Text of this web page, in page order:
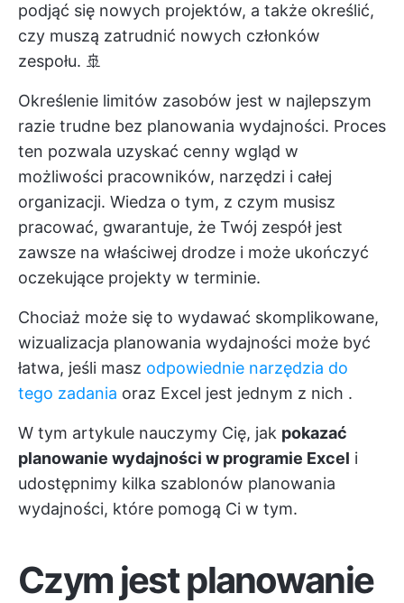
podjąć się nowych projektów, a także określić,
czy muszą zatrudnić nowych członków
zespołu. 🚢
Określenie limitów zasobów jest w najlepszym
razie trudne bez planowania wydajności. Proces
ten pozwala uzyskać cenny wgląd w
możliwości pracowników, narzędzi i całej
organizacji. Wiedza o tym, z czym musisz
pracować, gwarantuje, że Twój zespół jest
zawsze na właściwej drodze i może ukończyć
oczekujące projekty w terminie.
Chociaż może się to wydawać skomplikowane,
wizualizacja planowania wydajności może być
łatwa, jeśli masz odpowiednie narzędzia do
tego zadania oraz Excel jest jednym z nich .
W tym artykule nauczymy Cię, jak pokazać
planowanie wydajności w programie Excel i
udostępnimy kilka szablonów planowania
wydajności, które pomogą Ci w tym.
Czym jest planowanie